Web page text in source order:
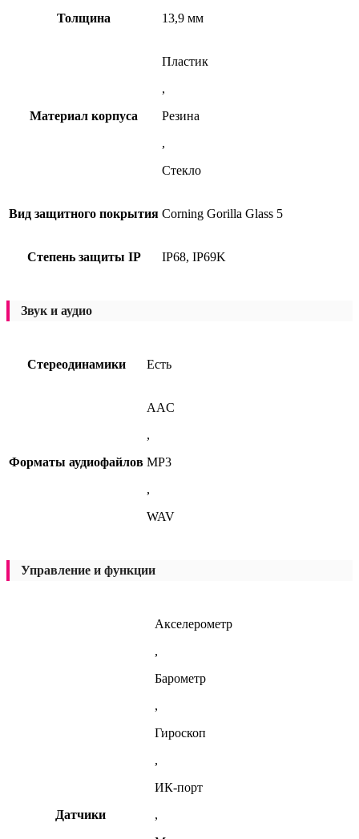
Толщина 13,9 мм
Материал корпуса
Пластик
,
Резина
,
Стекло
Вид защитного покрытия Corning Gorilla Glass 5
Степень защиты IP IP68, IP69K
Звук и аудио
Стереодинамики Есть
Форматы аудиофайлов
AAC
,
MP3
,
WAV
Управление и функции
Датчики
Акселерометр
,
Барометр
,
Гироскоп
,
ИК-порт
,